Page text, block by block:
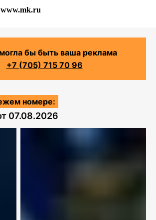
бы быть ваша реклама
+7 (705) 715 70 96
номере:
07.08.2026